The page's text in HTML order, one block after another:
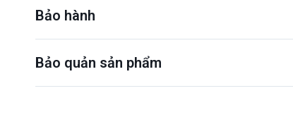
Bảo hành
Bảo quản sản phẩm